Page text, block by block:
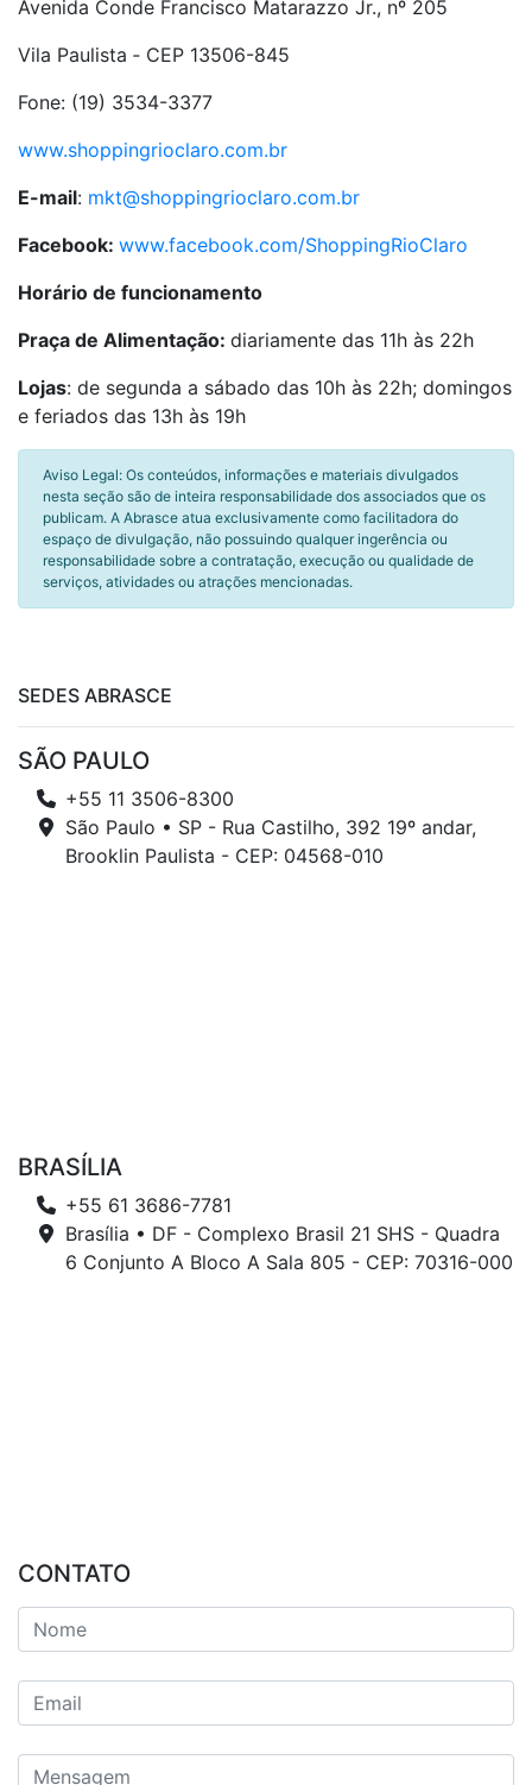
Avenida Conde Francisco Matarazzo Jr., nº 205
Vila Paulista ‑ CEP 13506-845
Fone: (19) 3534-3377
www.shoppingrioclaro.com.br
E-mail: mkt@shoppingrioclaro.com.br
Facebook: www.facebook.com/ShoppingRioClaro
Horário de funcionamento
Praça de Alimentação: diariamente das 11h às 22h
Lojas: de segunda a sábado das 10h às 22h; domingos
e feriados das 13h às 19h
Aviso Legal: Os conteúdos, informações e materiais divulgados
nesta seção são de inteira responsabilidade dos associados que os
publicam. A Abrasce atua exclusivamente como facilitadora do
espaço de divulgação, não possuindo qualquer ingerência ou
responsabilidade sobre a contratação, execução ou qualidade de
serviços, atividades ou atrações mencionadas.
SEDES ABRASCE
SÃO PAULO
+55 11 3506-8300
São Paulo • SP - Rua Castilho, 392 19º andar,
Brooklin Paulista - CEP: 04568-010
BRASÍLIA
+55 61 3686-7781
Brasília • DF - Complexo Brasil 21 SHS - Quadra
6 Conjunto A Bloco A Sala 805 - CEP: 70316-000
CONTATO